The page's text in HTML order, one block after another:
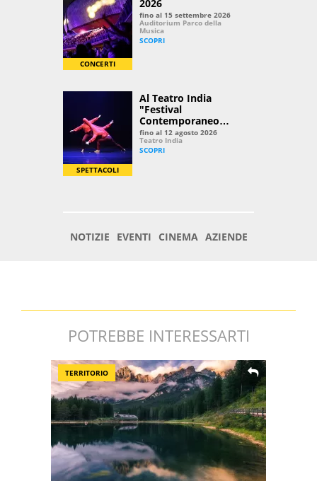
POTREBBE INTERESSARTI
TERRITORIO